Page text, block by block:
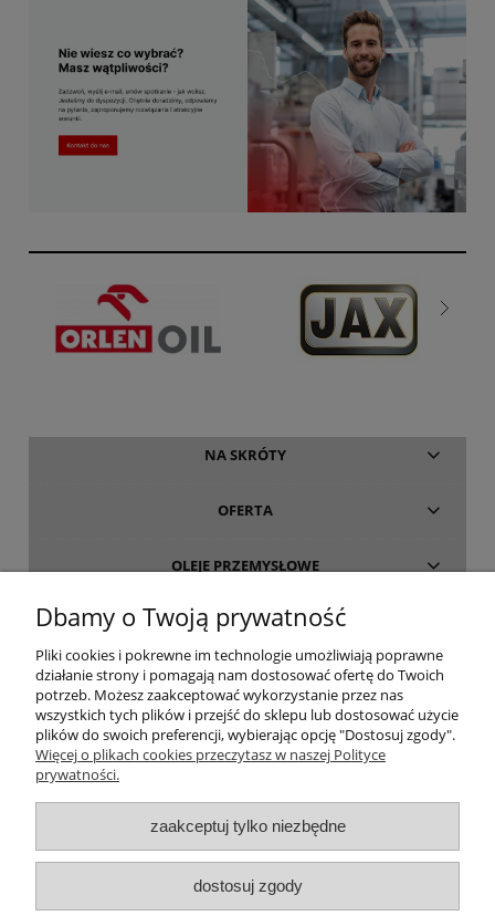
NA SKRÓTY
OFERTA
OLEJE PRZEMYSŁOWE
INFORMACJE
O FIRMIE
| Platforma zakupowa środków smarnych firmy ALVESTA |
Oleje przemysłowe | Smary dla przemysłu spożywczego | Olej do sprężarek
Dbamy o Twoją prywatność
Pliki cookies i pokrewne im technologie umożliwiają poprawne
działanie strony i pomagają nam dostosować ofertę do Twoich
potrzeb. Możesz zaakceptować wykorzystanie przez nas
wszystkich tych plików i przejść do sklepu lub dostosować użycie
plików do swoich preferencji, wybierając opcję "Dostosuj zgody".
Więcej o plikach cookies przeczytasz w naszej Polityce
prywatności.
zaakceptuj tylko niezbędne
dostosuj zgody